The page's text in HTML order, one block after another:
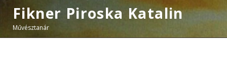
Fikner Piroska Katalin
Művésztanár